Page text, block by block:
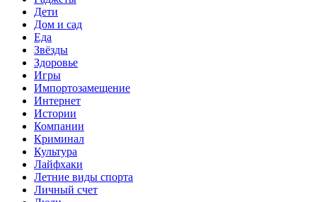
Дети
Дом и сад
Еда
Звёзды
Здоровье
Игры
Импортозамещение
Интернет
Истории
Компании
Криминал
Культура
Лайфхаки
Летние виды спорта
Личный счет